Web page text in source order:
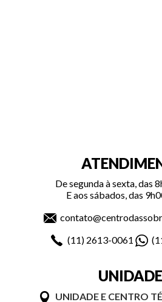
De segunda à sexta, das
E aos sábados, das
(11) 2613-0061
UNIDADE E CENTRO